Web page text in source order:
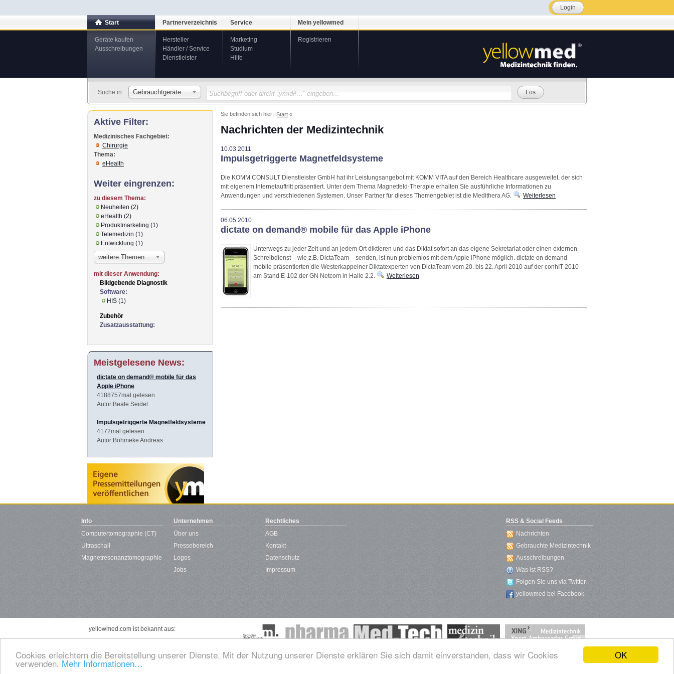
OK
Cookies erleichtern die Bereitstellung unserer Dienste. Mit der Nutzung unserer Dienste erklären Sie sich damit einverstanden, dass wir Cookies
verwenden. Mehr Informationen…
Login
Start
Geräte kaufen
Ausschreibungen
Partnerverzeichnis
Hersteller
Händler / Service
Dienstleister
Service
Marketing
Studium
Hilfe
Mein yellowmed
Registrieren
Suche in: Gebrauchtgeräte Los
Sie befinden sich hier: Start
Nachrichten der Medizintechnik
10.03.2011
Impulsgetriggerte Magnetfeldsysteme
Die KOMM CONSULT Dienstleister GmbH hat ihr Leistungsangebot mit KOMM VITA auf den Bereich Healthcare ausgeweitet, der sich
mit eigenem Internetauftritt präsentiert. Unter dem Thema Magnetfeld-Therapie erhalten Sie ausführliche Informationen zu
Anwendungen und verschiedenen Systemen. Unser Partner für dieses Themengebiet ist die Medithera AG.
Weiterlesen
06.05.2010
dictate on demand® mobile für das Apple iPhone
Unterwegs zu jeder Zeit und an jedem Ort diktieren und das Diktat sofort an das eigene Sekretariat oder einen externen
Schreibdienst – wie z.B. DictaTeam – senden, ist nun problemlos mit dem Apple iPhone möglich. dictate on demand
mobile präsentierten die Westerkappelner Diktatexperten von DictaTeam vom 20. bis 22. April 2010 auf der conhIT 2010
am Stand E-102 der GN Netcom in Halle 2.2.
Weiterlesen
Aktive Filter:
Medizinisches Fachgebiet:
Chirurgie
Thema:
eHealth
Weiter eingrenzen:
zu diesem Thema:
Neuheiten (2)
eHealth (2)
Produktmarketing (1)
Telemedizin (1)
Entwicklung (1)
weitere Themen…
mit dieser Anwendung:
Bildgebende Diagnostik
Software:
HIS (1)
Zubehör
Zusatzausstattung:
Meistgelesene News:
dictate on demand® mobile für das
Apple iPhone
4188757mal gelesen
Autor:Beate Seidel
Impulsgetriggerte Magnetfeldsysteme
4172mal gelesen
Autor:Böhmeke Andreas
Info
Computertomographie (CT)
Ultraschall
Magnetresonanztomographie
Unternehmen
Über uns
Pressebereich
Logos
Jobs
Rechtliches
AGB
Kontakt
Datenschutz
Impressum
RSS & Social Feeds
Nachrichten
Gebrauchte Medizintechnik
Ausschreibungen
Was ist RSS?
Folgen Sie uns via Twitter.
yellowmed bei Facebook
yellowmed.com ist bekannt aus: